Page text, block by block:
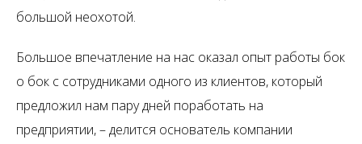
большой неохотой.
Большое впечатление на нас оказал опыт работы бок
о бок с сотрудниками одного из клиентов, который
предложил нам пару дней поработать на
предприятии, – делится основатель компании